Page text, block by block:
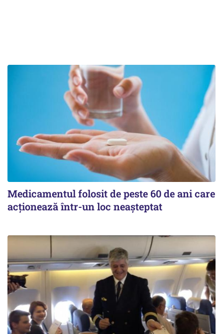
Medicamentul folosit de peste 60 de ani care
acționează într-un loc neașteptat